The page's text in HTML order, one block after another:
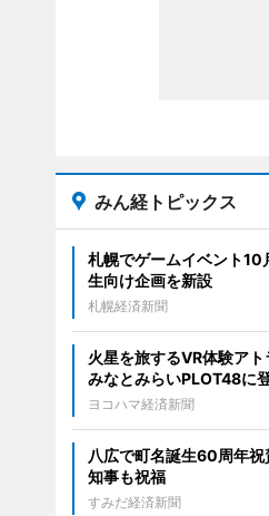
みん経トピックス
札幌でゲームイベント
生向け企画を新設
札幌経済新聞
火星を旅するVR体験ア
みなとみらいPLOT48に
ヨコハマ経済新聞
八広で町名誕生60周年
知事も祝福
すみだ経済新聞